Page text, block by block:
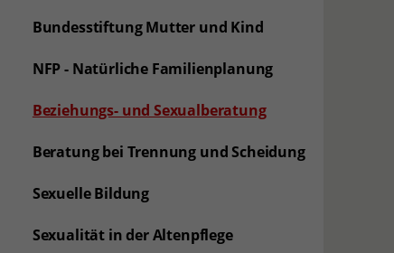
Bundesstiftung Mutter und Kind
NFP - Natürliche Familienplanung
Beziehungs- und Sexualberatung(aktuelle Seite)
Beratung bei Trennung und Scheidung
Sexuelle Bildung
Sexualität in der Altenpflege